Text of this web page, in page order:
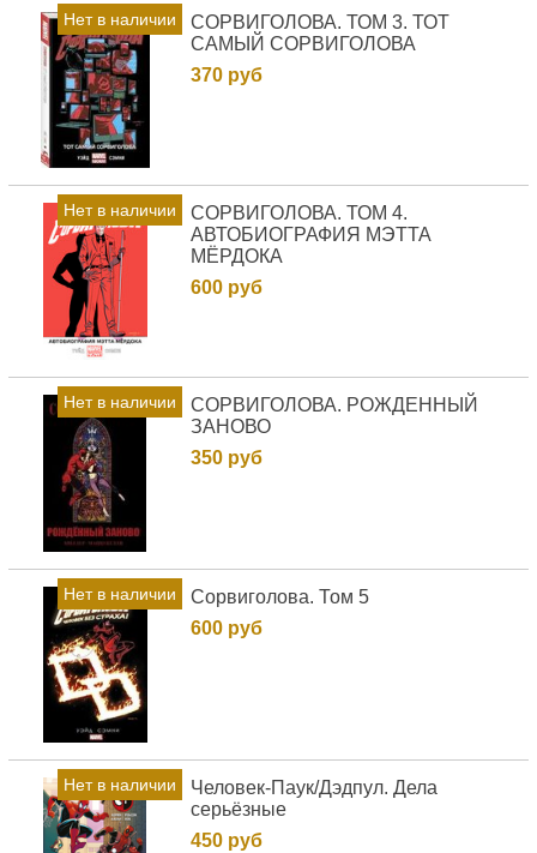
Нет в наличии
СОРВИГОЛОВА. ТОМ 3. ТОТ
САМЫЙ СОРВИГОЛОВА
370 руб
Нет в наличии
СОРВИГОЛОВА. ТОМ 4.
АВТОБИОГРАФИЯ МЭТТА
МЁРДОКА
600 руб
Нет в наличии
СОРВИГОЛОВА. РОЖДЕННЫЙ
ЗАНОВО
350 руб
Нет в наличии
Сорвиголова. Том 5
600 руб
Нет в наличии
Человек-Паук/Дэдпул. Дела
серьёзные
450 руб